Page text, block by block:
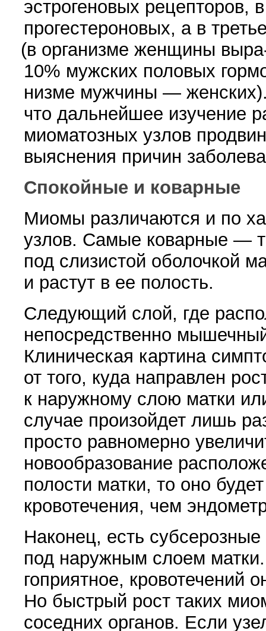
эстрогеновых ре­цепторов,
прогестероновых, а в
(в организме женщины
10% мужских половых
низме мужчины —
что дальнейшее изу­чение
миоматозных узлов
выяснения причин
Спокойные и коварные
Миомы различаются и по
узлов. Самые ковар­ные —
под слизистой оболочкой
и растут в ее полость.
Следующий слой, где
непосредственно
Клиническая картина
от того, куда направлен
к наружному слою матки
случае про­изойдет лишь
просто равномерно
новообразование
полости матки, то оно
кровотечения, чем
Наконец, есть
под наружным сло­ем
гоприятное, кровотечений
Но быстрый рост таких
соседних органов. Если